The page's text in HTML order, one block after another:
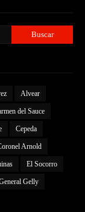
Alvear
del Sauce
Cepeda
Arnold
El Socorro
Gelly